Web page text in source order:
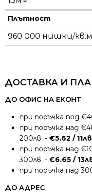
Плътност
960 000 нишки/
ДОСТАВКА И
ДО ОФИС НА ЕКОНТ
при поръчка под
при поръчка над
200лв. - €5.62 /
при поръчка над
300лв. - €6.65 /
при поръчка над
ДО АДРЕС